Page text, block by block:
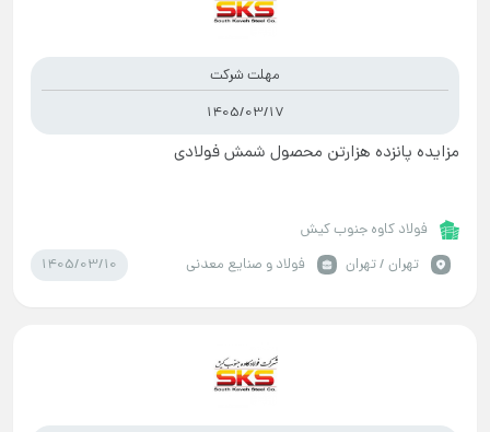
مهلت شرکت
1405/03/17
مزایده پانزده هزارتن محصول شمش فولادی
فولاد کاوه جنوب کیش
تهران / تهران
فولاد و صنایع معدنی 1405/03/10